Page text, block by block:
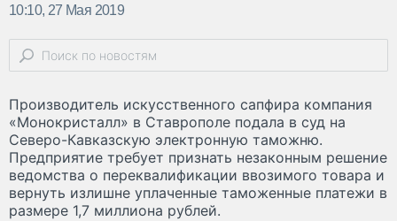
10:10, 27 Мая 2019
Производитель искусственного сапфира компания
«Монокристалл» в Ставрополе подала в суд на
Северо-Кавказскую электронную таможню.
Предприятие требует признать незаконным решение
ведомства о переквалификации ввозимого товара и
вернуть излишне уплаченные таможенные платежи в
размере 1,7 миллиона рублей.